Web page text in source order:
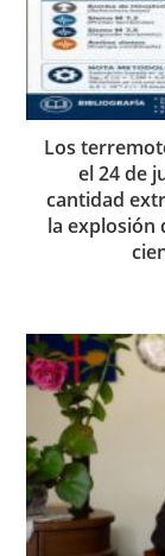
Los
el 24 de
cantidad
la explosión